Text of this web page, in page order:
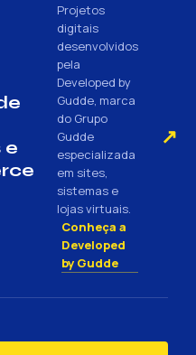
e
Projetos
digitais
desenvolvidos
pela
Developed by
Gudde, marca
do Grupo
Gudde
especializada
em sites,
sistemas e
lojas virtuais.
Conheça a
Developed
by Gudde
↗